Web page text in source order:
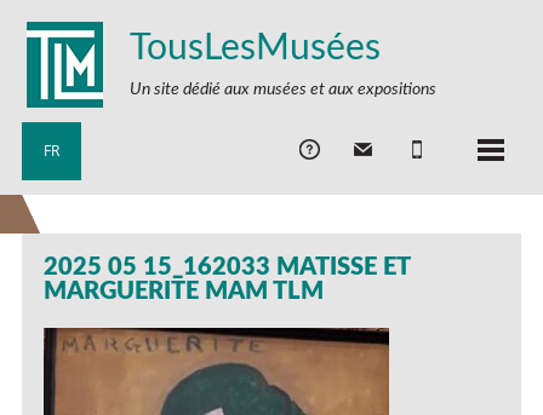
TousLesMusées
Un site dédié aux musées et aux expositions
FR
2025 05 15_162033 MATISSE ET
MARGUERITE MAM TLM